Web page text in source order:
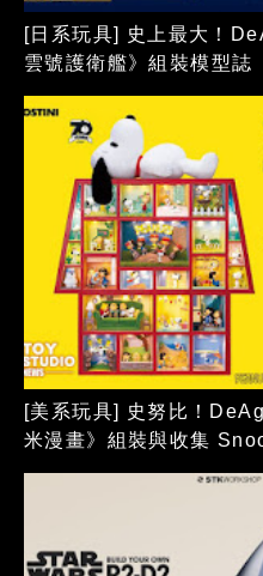
[日系玩具] 史上最大！
雲號護衛艦》組裝模型誌
[美系玩具] 史努比！
米漫畫》組裝與收集